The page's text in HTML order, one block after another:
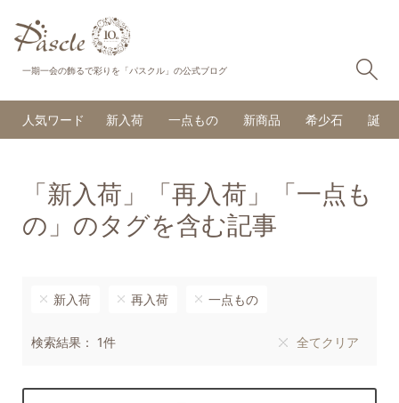
一期一会の飾るで彩りを「パスクル」の公式ブログ
人気ワード 新入荷 一点もの 新商品 希少石 誕生
「新入荷」「再入荷」「一点も
の」のタグを含む記事
新入荷 再入荷 一点もの
検索結果： 1件 全てクリア